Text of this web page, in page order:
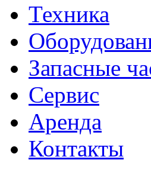
Техника
Запасные
Сервис
Аренда
Контакты